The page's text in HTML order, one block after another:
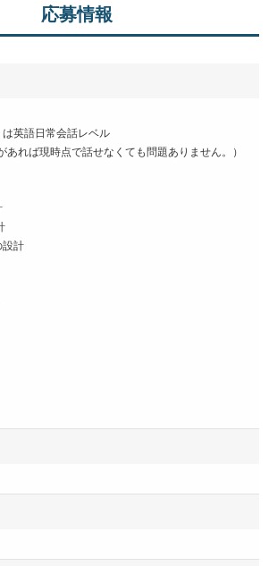
応募情報
英語日常会話レベル
あれば現時点で話せなくても問題ありません。）
設計